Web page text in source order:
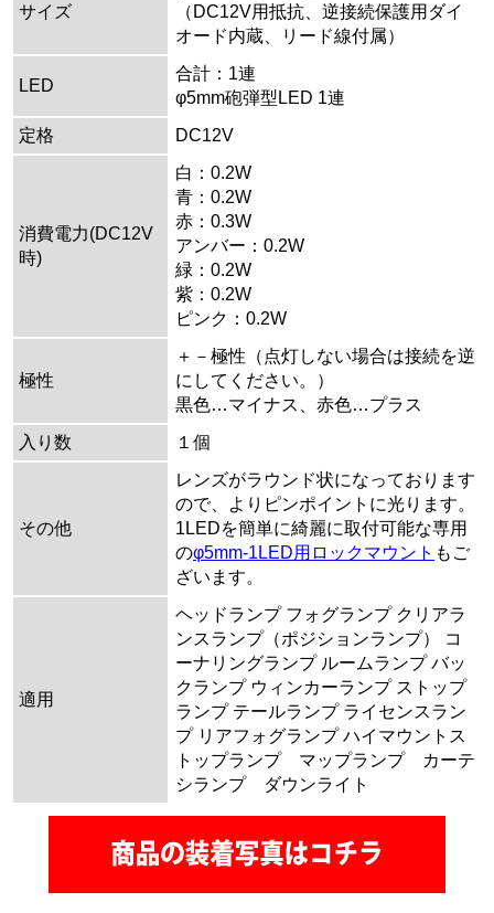
サイズ
（DC12V用抵抗、逆接続保護用ダイ
オード内蔵、リード線付属）
LED
合計：1連
φ5mm砲弾型LED 1連
定格
DC12V
消費電力(DC12V
時)
白：0.2W
青：0.2W
赤：0.3W
アンバー：0.2W
緑：0.2W
紫：0.2W
ピンク：0.2W
極性
＋－極性（点灯しない場合は接続を逆
にしてください。）
黒色…マイナス、赤色…プラス
入り数
１個
その他
レンズがラウンド状になっております
ので、よりピンポイントに光ります。
1LEDを簡単に綺麗に取付可能な専用
のφ5mm-1LED用ロックマウント もご
ざいます。
適用
ヘッドランプ フォグランプ クリアラ
ンスランプ（ポジションランプ） コ
ーナリングランプ ルームランプ バッ
クランプ ウィンカーランプ ストップ
ランプ テールランプ ライセンスラン
プ リアフォグランプ ハイマウントス
トップランプ マップランプ カーテ
シランプ ダウンライト